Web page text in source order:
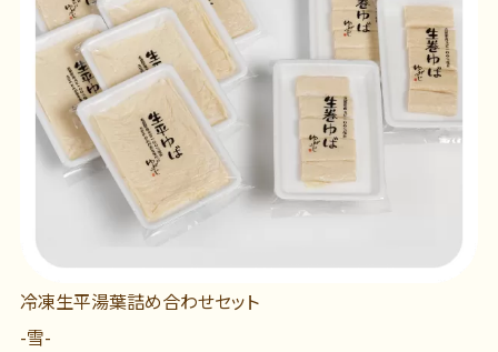
冷凍生平湯葉詰め合わせセット
-雪-